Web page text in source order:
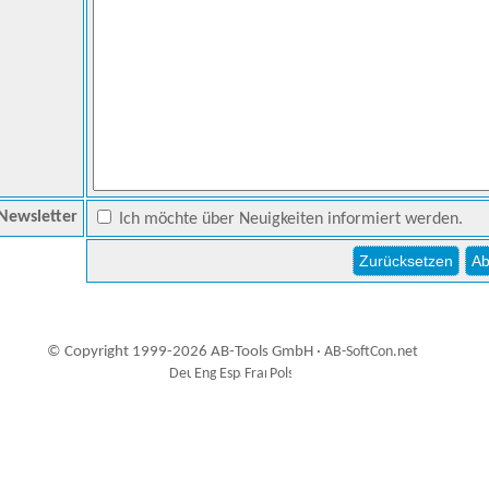
Newsletter Ich möchte über Neuigkeiten informiert werden.
© Copyright 1999-2026 AB-Tools GmbH · AB-SoftCon.net